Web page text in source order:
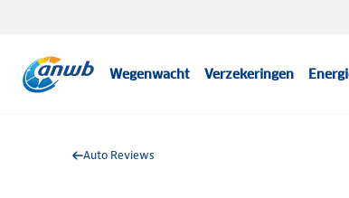
Wegenwacht Verzekeringen
Auto Reviews